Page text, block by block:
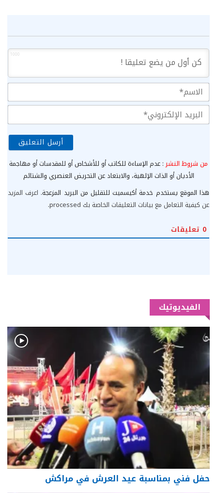
1000
من شروط النشر : عدم الإساءة للكاتب أو للأشخاص أو للمقدسات أو مهاجمة
الأديان أو الذات الإلهية، والابتعاد عن التحريض العنصري والشتائم
هذا الموقع يستخدم خدمة أكيسميت للتقليل من البريد المزعجة. اعرف المزيد
عن كيفية التعامل مع بيانات التعليقات الخاصة بك processed
.
0 تعليقات
الفيديوتيك
حفل فني بمناسبة عيد العرش في مراكش